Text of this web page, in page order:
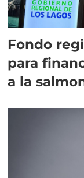
Fondo
para
a la